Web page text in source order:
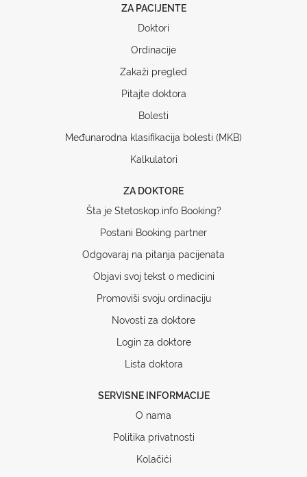
ZA PACIJENTE
Doktori
Ordinacije
Zakaži pregled
Pitajte doktora
Bolesti
Međunarodna klasifikacija bolesti (MKB)
Kalkulatori
ZA DOKTORE
Šta je Stetoskop.info Booking?
Postani Booking partner
Odgovaraj na pitanja pacijenata
Objavi svoj tekst o medicini
Promoviši svoju ordinaciju
Novosti za doktore
Login za doktore
Lista doktora
SERVISNE INFORMACIJE
O nama
Politika privatnosti
Kolačići